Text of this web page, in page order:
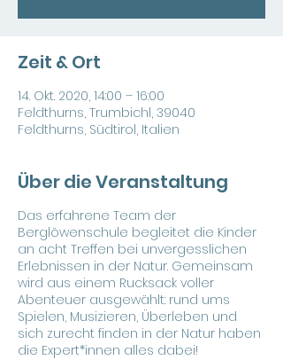
Zeit & Ort
14. Okt. 2020, 14:00 – 16:00
Feldthurns, Trumbichl, 39040
Feldthurns, Südtirol, Italien
Über die Veranstaltung
Das erfahrene Team der
Berglöwenschule begleitet die Kinder
an acht Treffen bei unvergesslichen
Erlebnissen in der Natur. Gemeinsam
wird aus einem Rucksack voller
Abenteuer ausgewählt: rund ums
Spielen, Musizieren, Überleben und
sich zurecht finden in der Natur haben
die Expert*innen alles dabei!